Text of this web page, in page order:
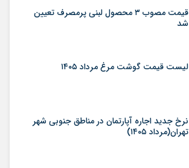
قیمت مصوب ۳ محصول لبنی پرمصرف تعیین
شد
لیست قیمت گوشت مرغ مرداد ۱۴۰۵
نرخ جدید اجاره آپارتمان در مناطق جنوبی شهر
تهران(مرداد ۱۴۰۵)